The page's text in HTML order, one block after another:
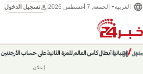
language العربية الجمعة, 7 أغسطس 2026 personتسجيل الدخول
عاجل/
إسبانيا أبطال كأس العالم للمرة الثانية على حساب الأرجنتين
حديث الساعة: سيناريوهات قادمة 745
chevron_right
pause
chevron_left
إعلان